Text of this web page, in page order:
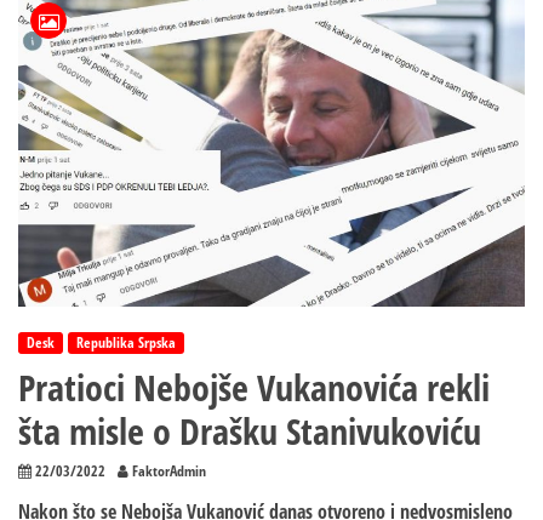
jasenovačkih
žrtava
nije
genocid
Desk Republika Srpska
Pratioci Nebojše Vukanovića rekli
šta misle o Drašku Stanivukoviću
22/03/2022 FaktorAdmin
Nakon što se Nebojša Vukanović danas otvoreno i nedvosmisleno